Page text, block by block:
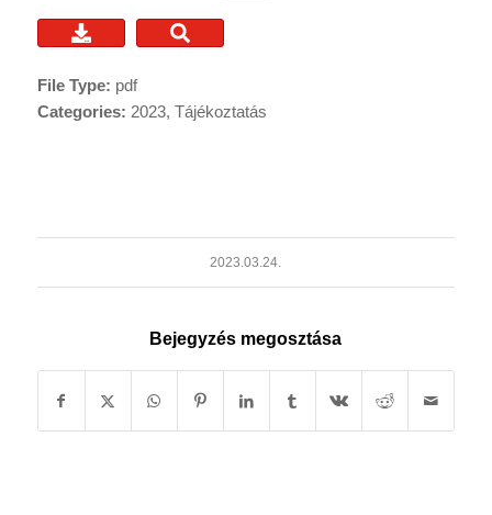
File Type: pdf
Categories: 2023, Tájékoztatás
2023.03.24.
Bejegyzés megosztása